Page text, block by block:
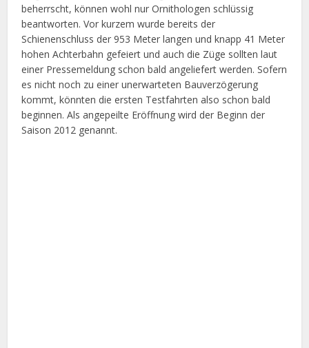
beherrscht, können wohl nur Ornithologen schlüssig
beantworten. Vor kurzem wurde bereits der
Schienenschluss der 953 Meter langen und knapp 41 Meter
hohen Achterbahn gefeiert und auch die Züge sollten laut
einer Pressemeldung schon bald angeliefert werden. Sofern
es nicht noch zu einer unerwarteten Bauverzögerung
kommt, könnten die ersten Testfahrten also schon bald
beginnen. Als angepeilte Eröffnung wird der Beginn der
Saison 2012 genannt.